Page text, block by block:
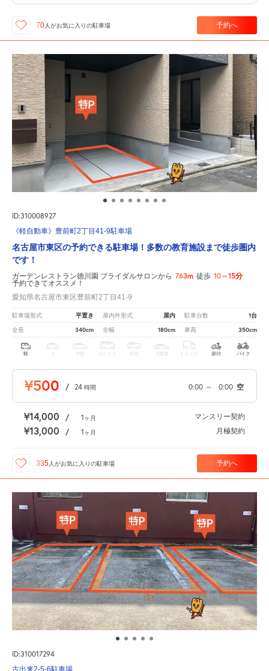
70人がお気に入りの駐車場 予約へ
ID:310008927
《軽自動車》豊前町2丁目41-9駐車場
名古屋市東区の予約できる駐車場！多数の教育施設まで徒歩圏内
です！
ガーデンレストラン徳川園 ブライダルサロンから 763m 徒歩 10～15分
予約できてオススメ！
愛知県名古屋市東区豊前町2丁目41-9
駐車場形式 平置き 屋内外形式 屋内 駐車台数 1台
全長 340cm 全幅 180cm 車高 350cm
軽 中型 ボックス SUV 大型車 トラック 原付 バイク
¥500 / 24 時間 0:00 ～ 0:00 空
¥14,000 / 1ヶ月 マンスリー契約
¥13,000 / 1ヶ月 月極契約
335人がお気に入りの駐車場 予約へ
ID:310017294
古出来2-5-6駐車場